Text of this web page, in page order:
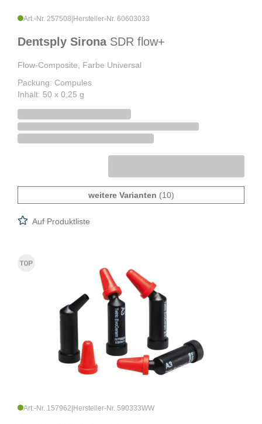
Art.-Nr. 257508 Hersteller-Nr. 60603033
Dentsply Sirona SDR flow+
Flow-Composite, Farbe Universal
Packung: Compules
Inhalt: 50 x 0,25 g
weitere Varianten (10)
Auf Produktliste
Art.-Nr. 157962 Hersteller-Nr. 590333WW